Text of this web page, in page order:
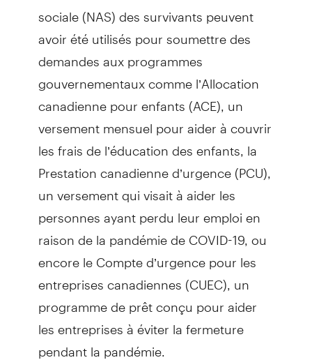
sociale (NAS) des survivants peuvent
avoir été utilisés pour soumettre des
demandes aux programmes
gouvernementaux comme l’Allocation
canadienne pour enfants (ACE), un
versement mensuel pour aider à couvrir
les frais de l’éducation des enfants, la
Prestation canadienne d’urgence (PCU),
un versement qui visait à aider les
personnes ayant perdu leur emploi en
raison de la pandémie de COVID-19, ou
encore le Compte d’urgence pour les
entreprises canadiennes (CUEC), un
programme de prêt conçu pour aider
les entreprises à éviter la fermeture
pendant la pandémie.